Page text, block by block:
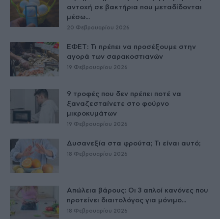
αντοχή σε βακτήρια που μεταδίδονται
μέσω...
20 Φεβρουαρίου 2026
ΕΦΕΤ: Τι πρέπει να προσέξουμε στην
αγορά των σαρακοστιανών
19 Φεβρουαρίου 2026
9 τροφές που δεν πρέπει ποτέ να
ξαναζεσταίνετε στο φούρνο
μικροκυμάτων
19 Φεβρουαρίου 2026
Δυσανεξία στα φρούτα; Τι είναι αυτό;
18 Φεβρουαρίου 2026
Απώλεια βάρους: Οι 3 απλοί κανόνες που
προτείνει διαιτολόγος για μόνιμο...
18 Φεβρουαρίου 2026